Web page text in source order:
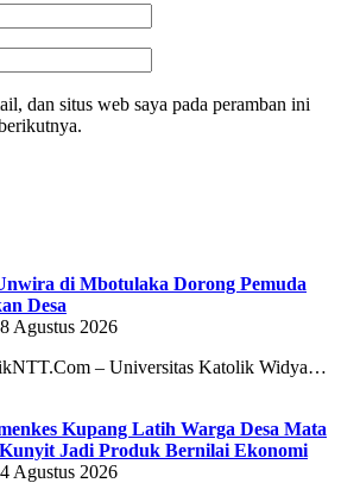
dan situs web saya pada peramban ini
di Mbotulaka Dorong Pemuda
Desa
8 Agustus 2026
– Universitas Katolik Widya…
Kupang Latih Warga Desa Mata
Jadi Produk Bernilai Ekonomi
4 Agustus 2026